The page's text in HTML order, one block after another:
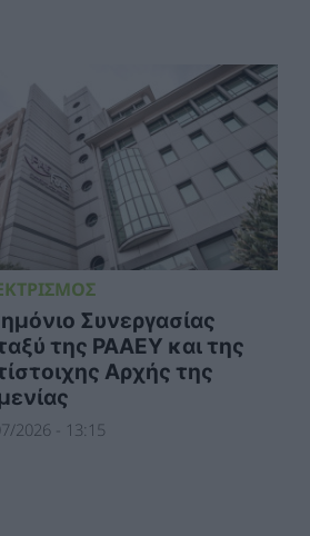
Συνεργασίας
της ΡΑΑΕΥ και της
Αρχής της
2026 - 13:15